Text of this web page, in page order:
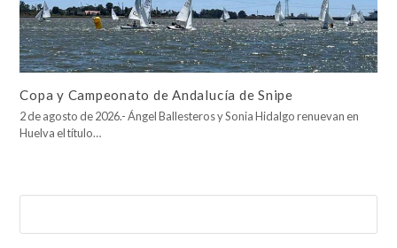
Copa y Campeonato de Andalucía de Snipe
2 de agosto de 2026.- Ángel Ballesteros y Sonia Hidalgo renuevan en
Huelva el título…